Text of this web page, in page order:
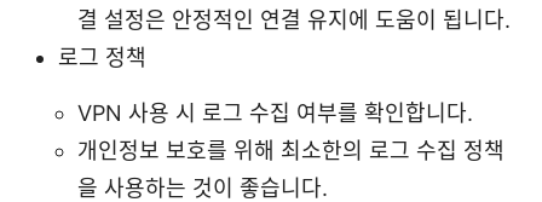
결 설정은 안정적인 연결 유지에 도움이 됩니다.
로그 정책
VPN 사용 시 로그 수집 여부를 확인합니다.
개인정보 보호를 위해 최소한의 로그 수집 정책
을 사용하는 것이 좋습니다.